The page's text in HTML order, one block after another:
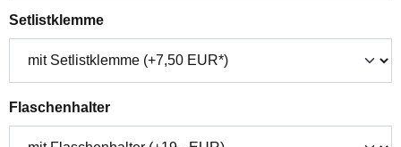
Setlistklemmeauswählen
Flaschenhalterauswählen